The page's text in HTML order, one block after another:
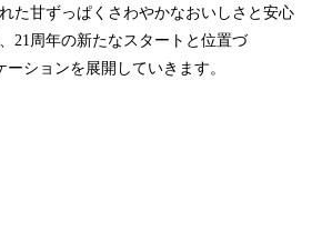
た甘ずっぱくさわやかなおいしさと安心
21周年の新たなスタートと位置づ
ションを展開していきます。